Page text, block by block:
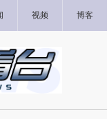
视频 博客